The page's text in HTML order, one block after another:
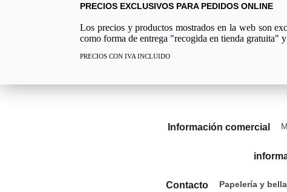
PRECIOS EXCLUSIVOS PARA PEDIDOS ONLINE
Los precios y productos mostrados en la web son
como forma de entrega "recogida en tienda gratuita"
PRECIOS CON IVA INCLUIDO
Información comercial
Contacto Papelería y